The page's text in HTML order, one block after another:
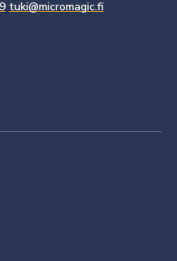
tuki@micromagic.fi